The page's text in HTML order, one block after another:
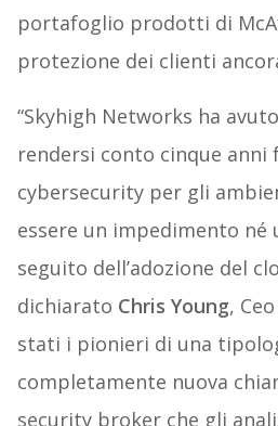
portafoglio prodotti di
protezione dei clienti
“Skyhigh Networks ha
rendersi conto cinque anni
cybersecurity per gli
essere un impedimento né
seguito dell’adozione del
dichiarato Chris Young,
stati i pionieri di una
completamente nuova
security broker che gli